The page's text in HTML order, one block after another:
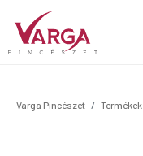
Varga Pincészet Termékek